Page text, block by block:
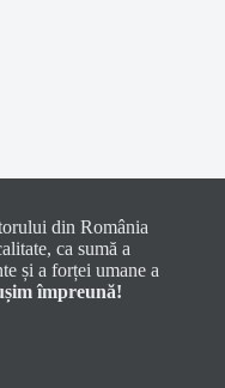
din România
ca sumă a
și a forței umane a
împreună!